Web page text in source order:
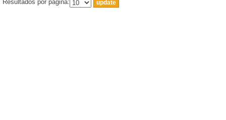
Resultados por página: